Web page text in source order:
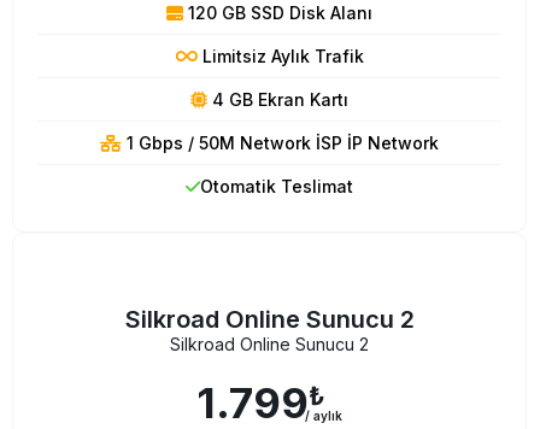
120 GB SSD Disk Alanı
Limitsiz Aylık Trafik
4 GB Ekran Kartı
1 Gbps / 50M Network İSP İP Network
Otomatik Teslimat
Silkroad Online Sunucu 2
Silkroad Online Sunucu 2
1.799₺
/ aylık